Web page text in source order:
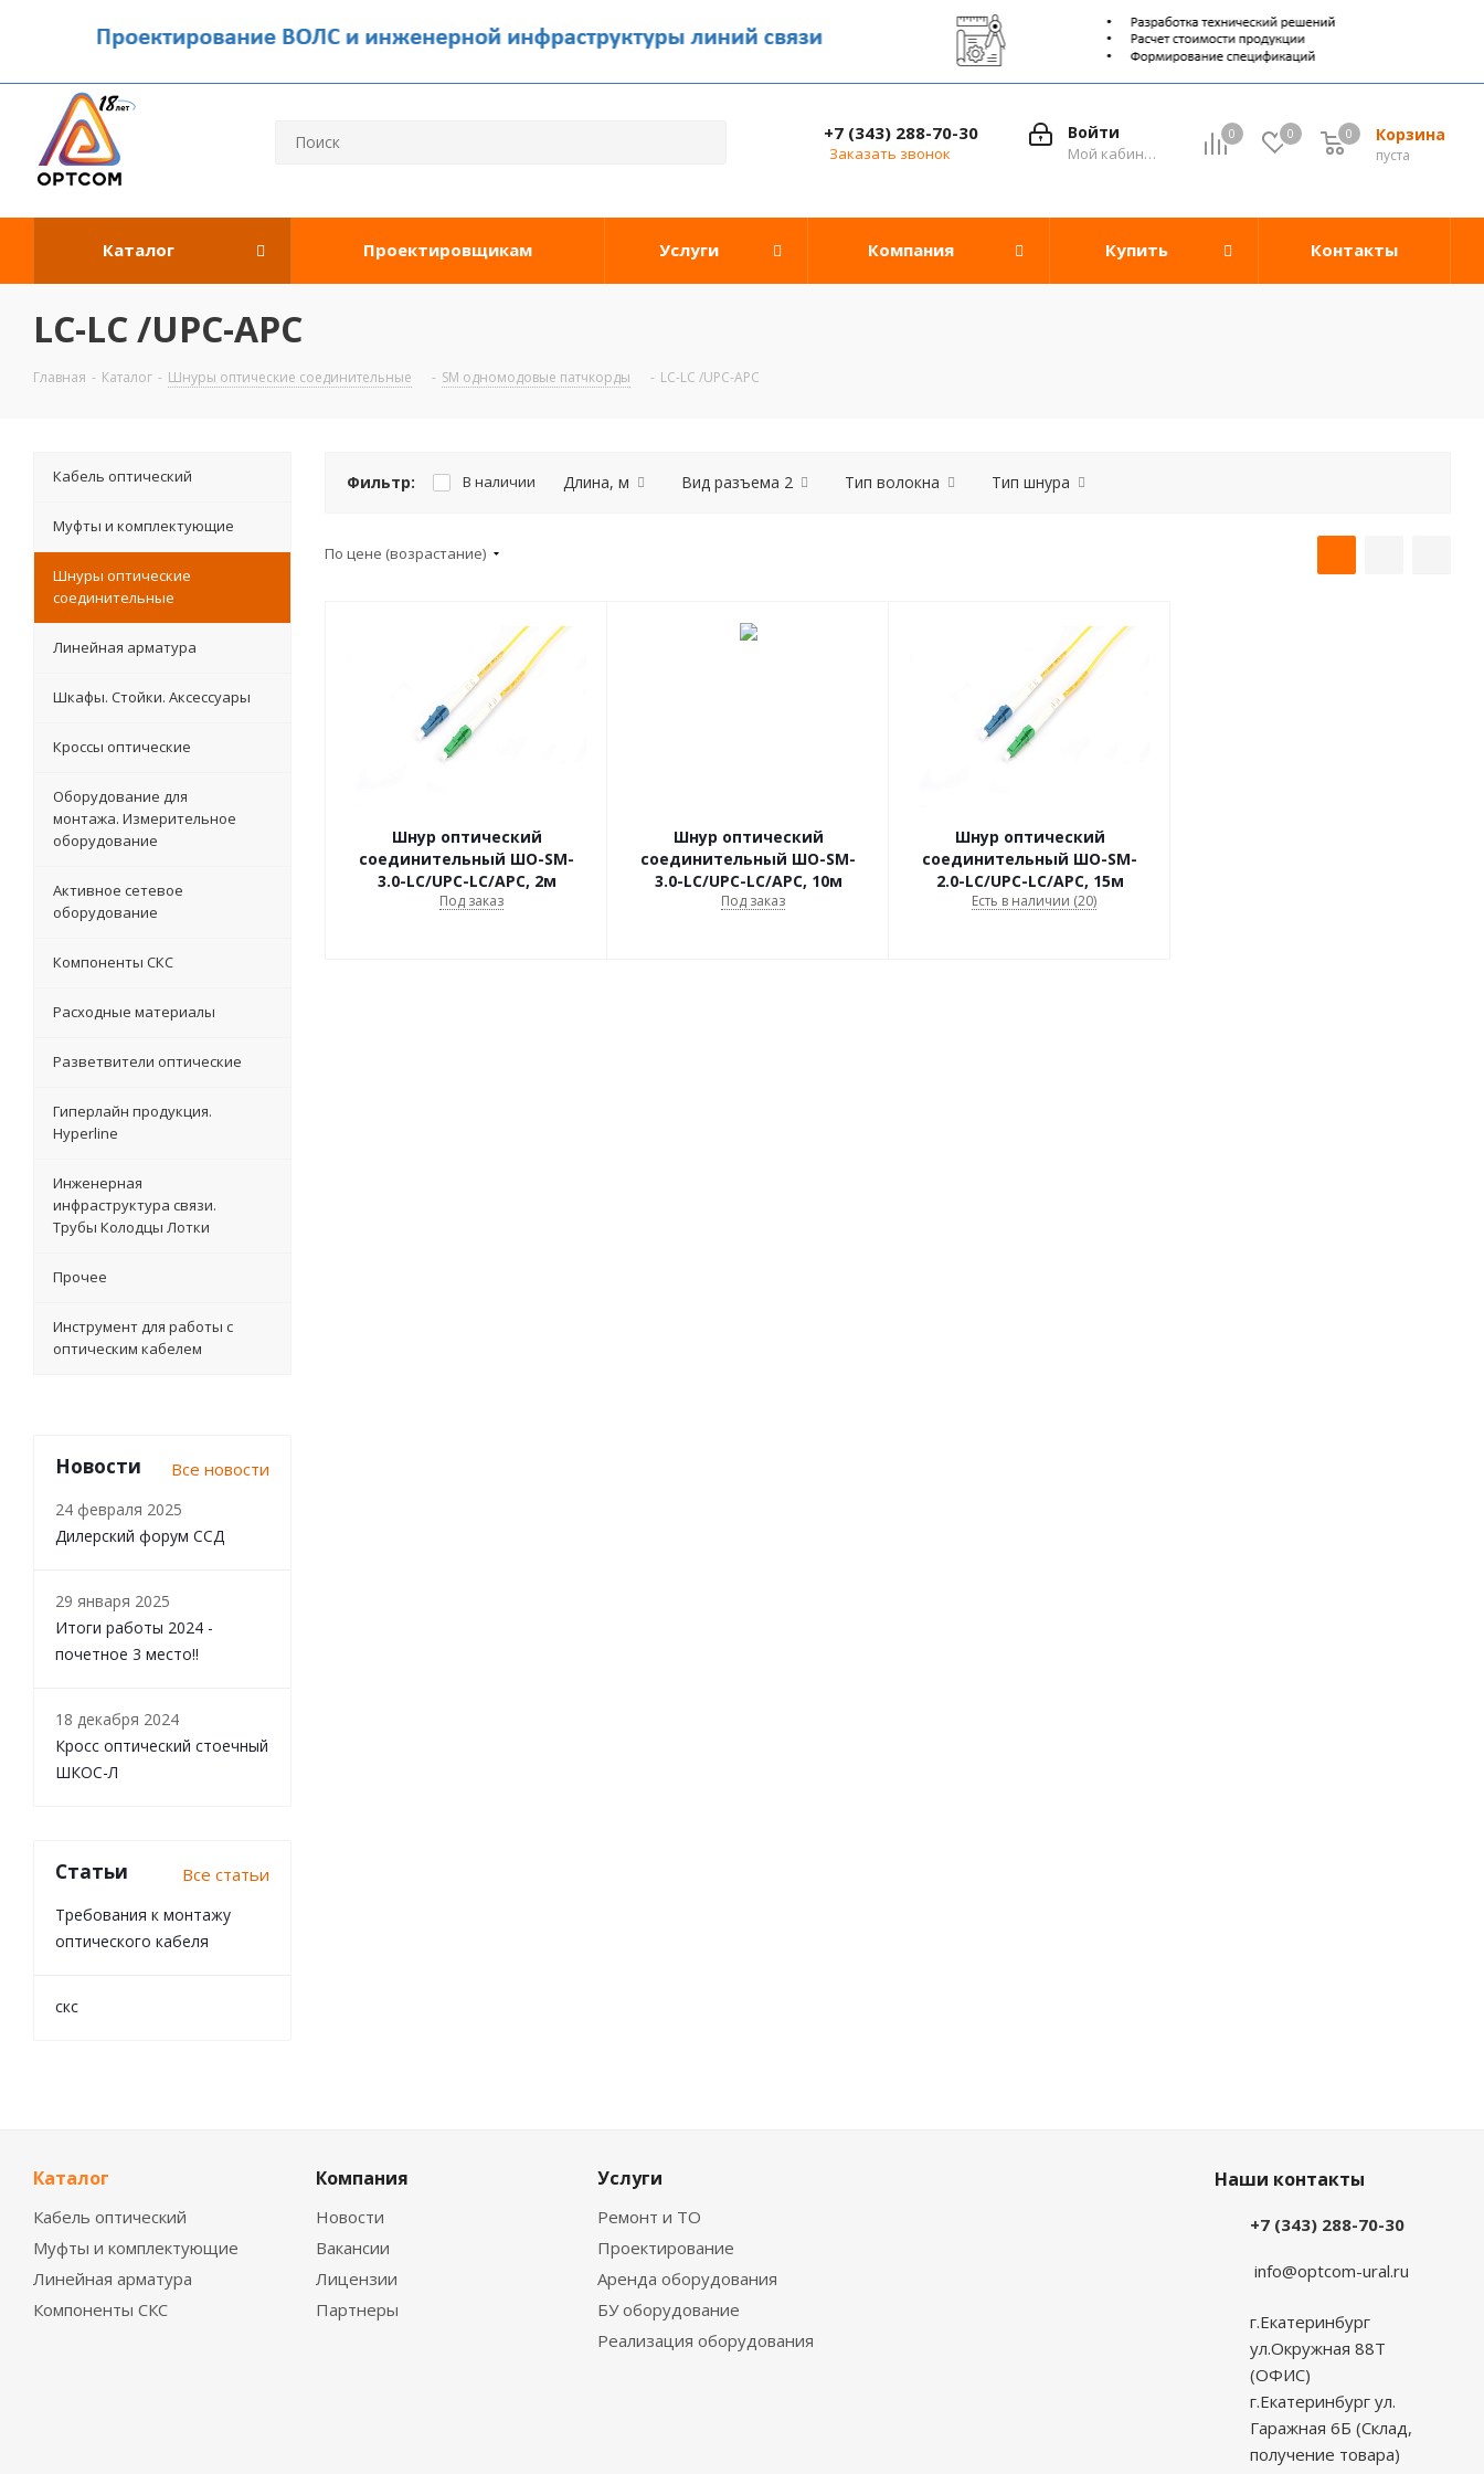
0 0 Корзина
0
пуста
0
Войти
Мой кабинет
+7 (343) 288-70-30
Заказать звонок
Каталог Проектировщикам Услуги Компания Купить Контакты
LC-LC /UPC-APC
Главная - Каталог - Шнуры оптические соединительные - SM одномодовые патчкорды - LC-LC /UPC-APC
Фильтр: В наличии Длина, м Вид разъема 2 Тип волокна Тип шнура
По цене (возрастание)
Шнур оптический
соединительный ШО-SM-
3.0-LC/UPC-LC/АPC, 2м
Под заказ
Шнур оптический
соединительный ШО-SM-
3.0-LC/UPC-LC/АPC, 10м
Под заказ
Шнур оптический
соединительный ШО-SM-
2.0-LC/UPC-LC/АPC, 15м
Есть в наличии (20)
Кабель оптический
Муфты и комплектующие
Шнуры оптические
соединительные
Линейная арматура
Шкафы. Стойки. Аксесcуары
Кроссы оптические
Оборудование для
монтажа. Измерительное
оборудование
Активное сетевое
оборудование
Компоненты СКС
Расходные материалы
Разветвители оптические
Гиперлайн продукция.
Hyperline
Инженерная
инфраструктура связи.
Трубы Колодцы Лотки
Прочее
Инструмент для работы с
оптическим кабелем
Новости Все новости
24 февраля 2025
Дилерский форум ССД
29 января 2025
Итоги работы 2024 -
почетное 3 место!!
18 декабря 2024
Кросс оптический стоечный
ШКОС-Л
Статьи Все статьи
Требования к монтажу
оптического кабеля
скс
Каталог
Кабель оптический
Муфты и комплектующие
Линейная арматура
Компоненты СКС
Компания
Новости
Вакансии
Лицензии
Партнеры
Услуги
Ремонт и ТО
Проектирование
Аренда оборудования
БУ оборудование
Реализация оборудования
Наши контакты
+7 (343) 288-70-30
info@optcom-ural.ru
г.Екатеринбург
ул.Окружная 88Т
(ОФИС)
г.Екатеринбург ул.
Гаражная 6Б (Склад,
получение товара)